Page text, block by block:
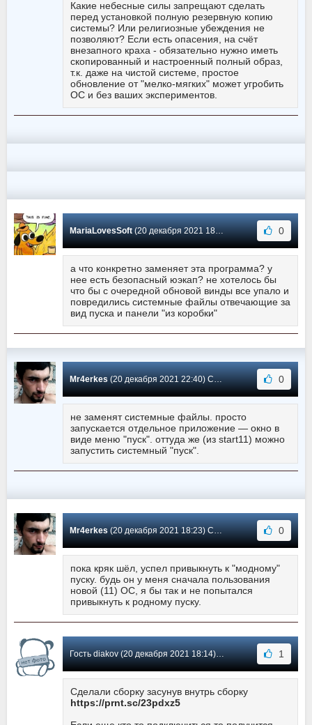
Какие небесные силы запрещают сделать
перед установкой полную резервную копию
системы? Или религиозные убеждения не
позволяют? Если есть опасения, на счёт
внезапного краха - обязательно нужно иметь
скопированный и настроенный полный образ,
т.к. даже на чистой системе, простое
обновление от "мелко-мягких" может угробить
ОС и без ваших экспериментов.
MariaLovesSoft(20 декабря 2021 18:42) Сообщение #0 0
а что конкретно заменяет эта программа? у
нее есть безопасный юэкап? не хотелось бы
что бы с очередной обновой винды все упало и
повредились системные файлы отвечающие за
вид пуска и панели "из коробки"
Mr4erkes(20 декабря 2021 22:40) Сообщение #-1 0
не заменят системные файлы. просто
запускается отдельное приложение — окно в
виде меню "пуск". оттуда же (из start11) можно
запустить системный "пуск".
Mr4erkes(20 декабря 2021 18:23) Сообщение #-2 0
пока кряк шёл, успел привыкнуть к "модному"
пуску. будь он у меня сначала пользования
новой (11) ОС, я бы так и не попытался
привыкнуть к родному пуску.
Гость diakov (20 декабря 2021 18:14) Сообщение #-3 1
Сделали сборку засунув внутрь сборку
https://prnt.sc/23pdxz5